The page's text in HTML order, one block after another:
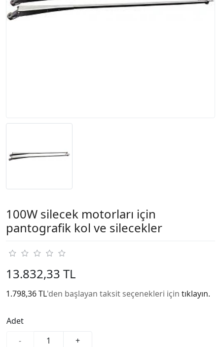
100W silecek motorları için
pantografik kol ve silecekler
13.832,33 TL
1.798,36 TL'den başlayan taksit seçenekleri için tıklayın.
Adet
-
+